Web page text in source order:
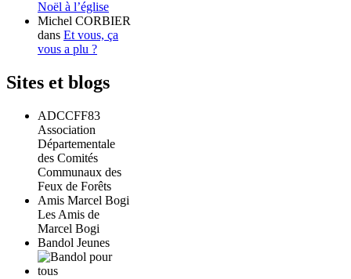
Noël à l’église
Michel CORBIER
dans Et vous, ça
vous a plu ?
Sites et blogs
ADCCFF83
Association
Départementale
des Comités
Communaux des
Feux de Forêts
Amis Marcel Bogi
Les Amis de
Marcel Bogi
Bandol Jeunes